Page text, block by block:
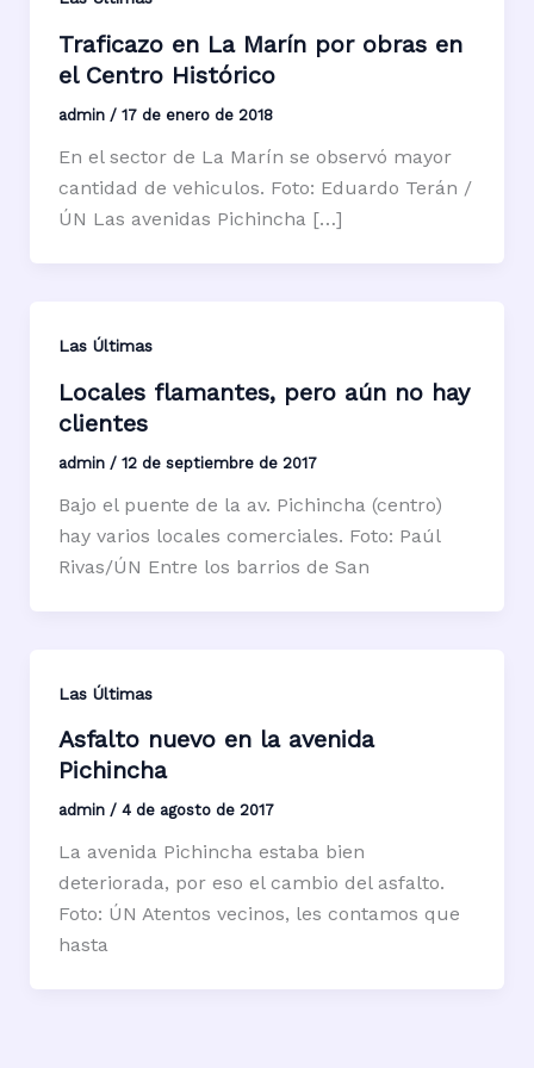
Traficazo en La Marín por obras en
el Centro Histórico
admin / 17 de enero de 2018
En el sector de La Marín se observó mayor
cantidad de vehiculos. Foto: Eduardo Terán /
ÚN Las avenidas Pichincha […]
Las Últimas
Locales flamantes, pero aún no hay
clientes
admin / 12 de septiembre de 2017
Bajo el puente de la av. Pichincha (centro)
hay varios locales comerciales. Foto: Paúl
Rivas/ÚN Entre los barrios de San
Las Últimas
Asfalto nuevo en la avenida
Pichincha
admin / 4 de agosto de 2017
La avenida Pichincha estaba bien
deteriorada, por eso el cambio del asfalto.
Foto: ÚN Atentos vecinos, les contamos que
hasta